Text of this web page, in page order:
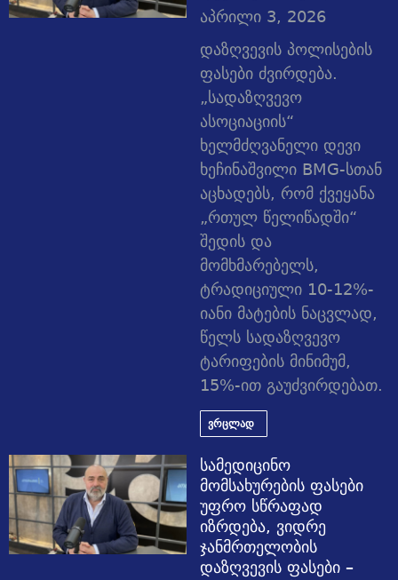
აპრილი 3, 2026
დაზღვევის პოლისების
ფასები ძვირდება.
„სადაზღვევო
ასოციაციის“
ხელმძღვანელი დევი
ხეჩინაშვილი BMG-სთან
აცხადებს, რომ ქვეყანა
„რთულ წელიწადში“
შედის და
მომხმარებელს,
ტრადიციული 10-12%-
იანი მატების ნაცვლად,
წელს სადაზღვევო
ტარიფების მინიმუმ,
15%-ით გაუძვირდებათ.
ვრცლად
სამედიცინო
მომსახურების ფასები
უფრო სწრაფად
იზრდება, ვიდრე
ჯანმრთელობის
დაზღვევის ფასები –